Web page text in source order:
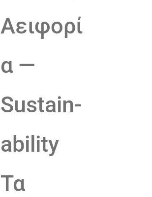
Αειφορί
α —
Sus­tain­
abil­i­ty
Τα